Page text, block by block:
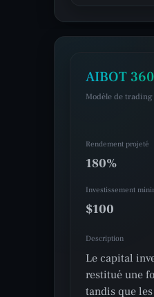
AIBOT
Modèle de trading
Rendement projeté
180%
Investissement
$100
Description
Le capital
restitué une
tandis que